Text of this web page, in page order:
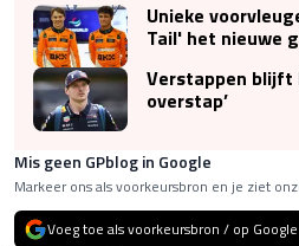
Unieke
Tail' het nieuwe
Verstappen blijft
overstap’
Mis geen GPblog in Google
Markeer ons als voorkeursbron en je ziet
Voeg toe als voorkeursbron / op Google